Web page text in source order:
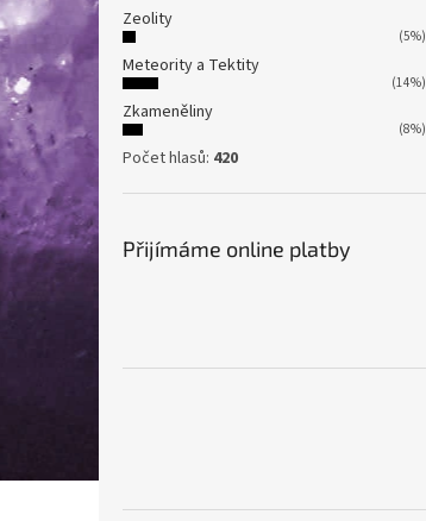
Zeolity
(5%)
Meteority a Tektity
(14%)
Zkameněliny
(8%)
Počet hlasů: 420
Přijímáme online platby